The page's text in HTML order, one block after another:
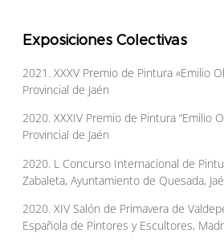
Exposiciones Colectivas
2021. XXXV Premio de Pintura «Emilio
Provincial de Jaén
2020. XXXIV Premio de Pintura “Emilio
Provincial de Jaén
2020. L Concurso Internacional de
Zabaleta, Ayuntamiento de Quesada,
2020. XIV Salón de Primavera de
Española de Pintores y Escultores,